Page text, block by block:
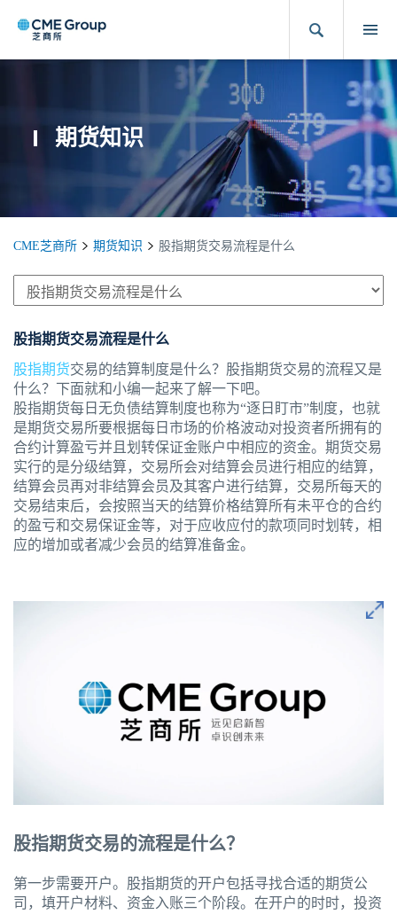
期货知识
CME芝商所 期货知识 股指期货交易流程是什么
股指期货交易流程是什么
股指期货交易的结算制度是什么？股指期货交易的流程又是
什么？下面就和小编一起来了解一下吧。
股指期货每日无负债结算制度也称为“逐日盯市”制度，也就
是期货交易所要根据每日市场的价格波动对投资者所拥有的
合约计算盈亏并且划转保证金账户中相应的资金。期货交易
实行的是分级结算，交易所会对结算会员进行相应的结算，
结算会员再对非结算会员及其客户进行结算，交易所每天的
交易结束后，会按照当天的结算价格结算所有未平仓的合约
的盈亏和交易保证金等，对于应收应付的款项同时划转，相
应的增加或者减少会员的结算准备金。
股指期货交易的流程是什么？
第一步需要开户。股指期货的开户包括寻找合适的期货公
司，填开户材料、资金入账三个阶段。在开户的时时，投资